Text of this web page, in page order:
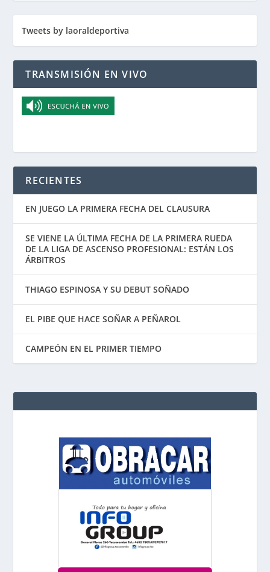
Tweets by laoraldeportiva
TRANSMISIÓN EN VIVO
RECIENTES
EN JUEGO LA PRIMERA FECHA DEL CLAUSURA
SE VIENE LA ÚLTIMA FECHA DE LA PRIMERA RUEDA
DE LA LIGA DE ASCENSO PROFESIONAL: ESTÁN LOS
ÁRBITROS
THIAGO ESPINOSA Y SU DEBUT SOÑADO
EL PIBE QUE HACE SOÑAR A PEÑAROL
CAMPEÓN EN EL PRIMER TIEMPO